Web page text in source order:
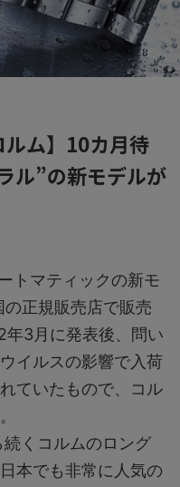
ルム】10カ月待
ル”の新モデルが
トマティックの新モ
の正規販売店で販売
3月に発表後、問い
イルスの影響で入荷
ていたもので、コル
くコルムのロング
本でも非常に人気の